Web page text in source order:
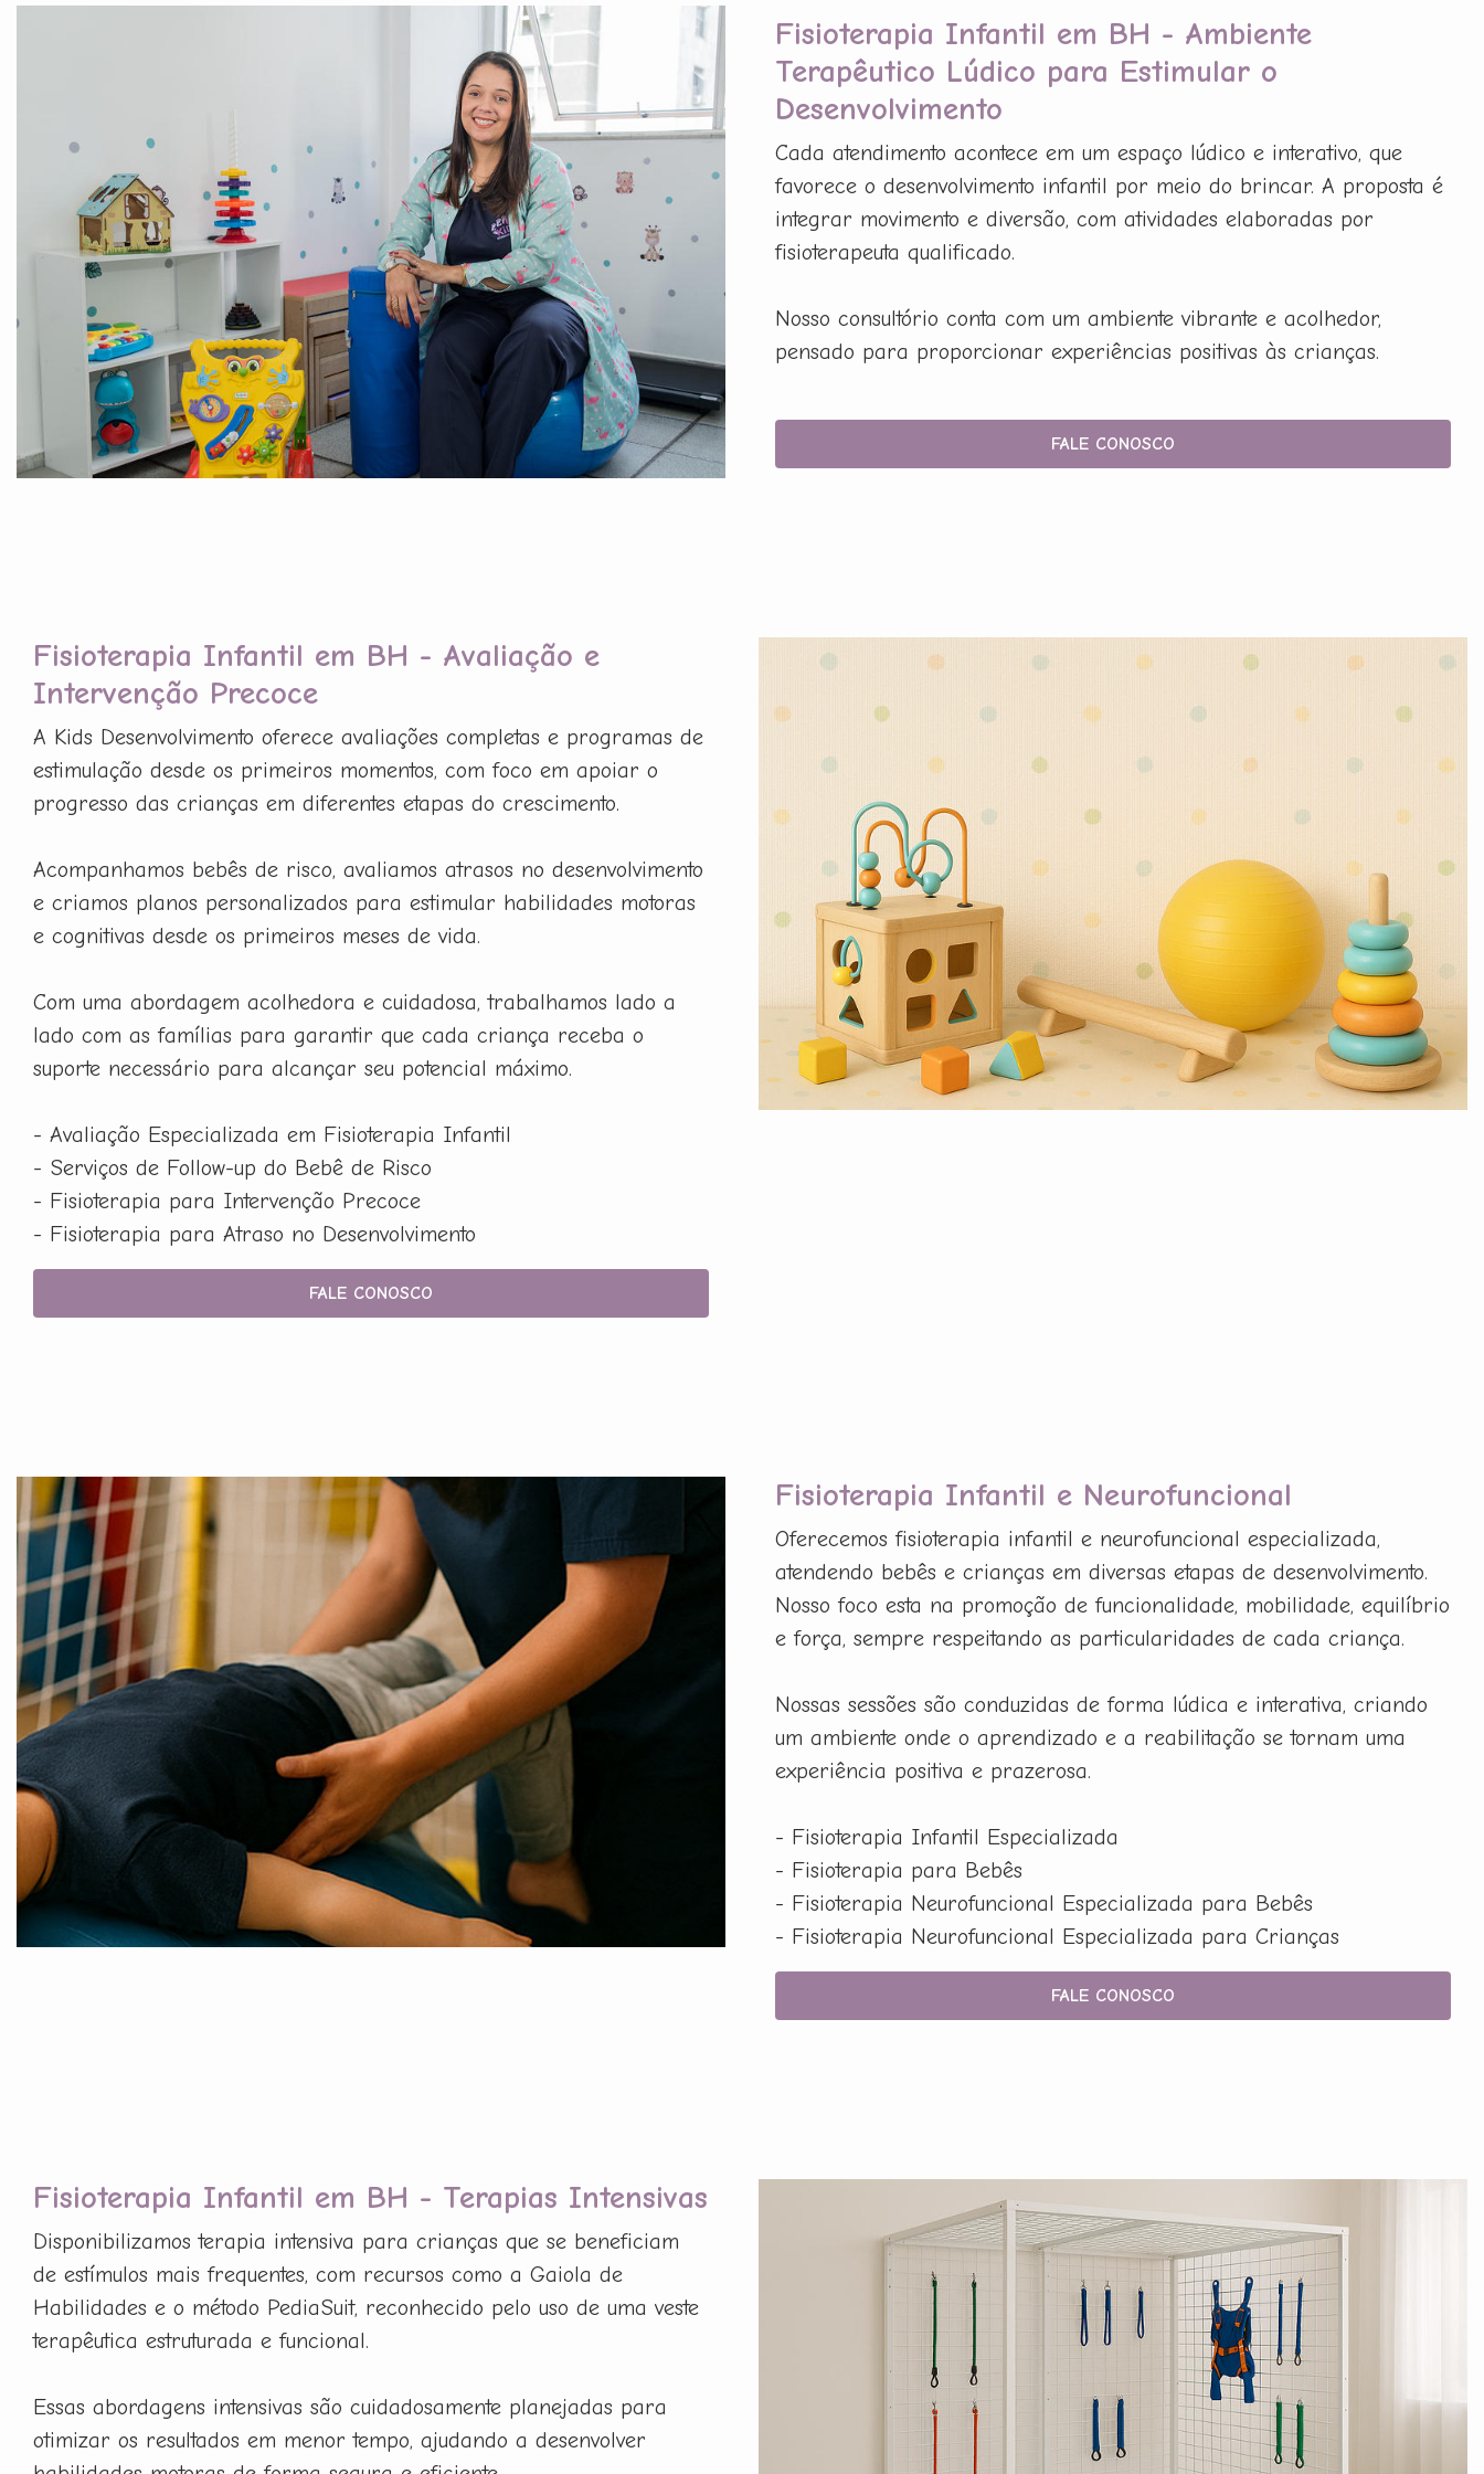
Fisioterapia Infantil em BH - Ambiente
Terapêutico Lúdico para Estimular o
Desenvolvimento
Cada atendimento acontece em um espaço lúdico e interativo, que
favorece o desenvolvimento infantil por meio do brincar. A proposta é
integrar movimento e diversão, com atividades elaboradas por
fisioterapeuta qualificado.
Nosso consultório conta com um ambiente vibrante e acolhedor,
pensado para proporcionar experiências positivas às crianças.
FALE CONOSCO
Fisioterapia Infantil em BH - Avaliação e
Intervenção Precoce
A Kids Desenvolvimento oferece avaliações completas e programas de
estimulação desde os primeiros momentos, com foco em apoiar o
progresso das crianças em diferentes etapas do crescimento.
Acompanhamos bebês de risco, avaliamos atrasos no desenvolvimento
e criamos planos personalizados para estimular habilidades motoras
e cognitivas desde os primeiros meses de vida.
Com uma abordagem acolhedora e cuidadosa, trabalhamos lado a
lado com as famílias para garantir que cada criança receba o
suporte necessário para alcançar seu potencial máximo.
- Avaliação Especializada em Fisioterapia Infantil
- Serviços de Follow-up do Bebê de Risco
- Fisioterapia para Intervenção Precoce
- Fisioterapia para Atraso no Desenvolvimento
FALE CONOSCO
Fisioterapia Infantil e Neurofuncional
Oferecemos fisioterapia infantil e neurofuncional especializada,
atendendo bebês e crianças em diversas etapas de desenvolvimento.
Nosso foco esta na promoção de funcionalidade, mobilidade, equilíbrio
e força, sempre respeitando as particularidades de cada criança.
Nossas sessões são conduzidas de forma lúdica e interativa, criando
um ambiente onde o aprendizado e a reabilitação se tornam uma
experiência positiva e prazerosa.
- Fisioterapia Infantil Especializada
- Fisioterapia para Bebês
- Fisioterapia Neurofuncional Especializada para Bebês
- Fisioterapia Neurofuncional Especializada para Crianças
FALE CONOSCO
Fisioterapia Infantil em BH - Terapias Intensivas
Disponibilizamos terapia intensiva para crianças que se beneficiam
de estímulos mais frequentes, com recursos como a Gaiola de
Habilidades e o método PediaSuit, reconhecido pelo uso de uma veste
terapêutica estruturada e funcional.
Essas abordagens intensivas são cuidadosamente planejadas para
otimizar os resultados em menor tempo, ajudando a desenvolver